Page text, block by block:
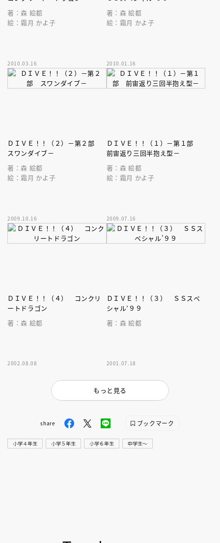
著：森 絵都
絵：霜月 かよ子
2010.03.16
著：森 絵都
絵：霜月 かよ子
2010.01.16
ＤＩＶＥ！！（２）－第２部
スワンダイブ－
著：森 絵都
絵：霜月 かよ子
2009.10.16
ＤＩＶＥ！！（１）－第１部
前宙返り三回半抱え型－
著：森 絵都
絵：霜月 かよ子
2009.07.16
ＤＩＶＥ！！（４） コンクリ
ートドラゴン
著：森 絵都
2002.08.08
ＤＩＶＥ！！（３） ＳＳスペ
シャル’９９
著：森 絵都
2001.07.18
もっと見る
share ブックマーク
小学４年生 小学５年生 小学６年生 中学生〜